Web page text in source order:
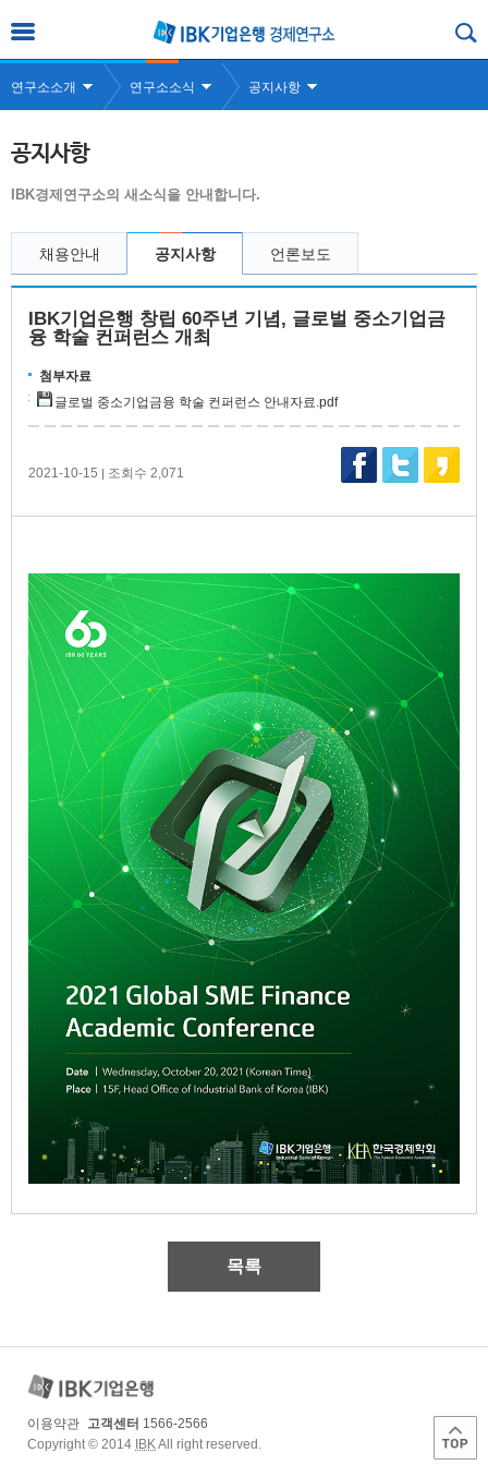
연구소소개 연구소소식 공지사항
공지사항
IBK경제연구소의 새소식을 안내합니다.
채용안내 공지사항 언론보도
IBK기업은행 창립 60주년 기념, 글로벌 중소기업금
융 학술 컨퍼런스 개최
첨부자료
글로벌 중소기업금융 학술 컨퍼런스 안내자료.pdf
2021-10-15 | 조회수 2,071
목록
이용약관 고객센터 1566-2566
Copyright © 2014 IBKAll right reserved.